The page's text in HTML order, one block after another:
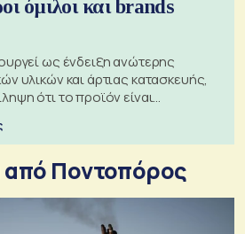
όμιλοι και brands
ως ένδειξη ανώτερης
υλικών και άρτιας κατασκευής,
ότι το προϊόν είναι
από Ποντοπόρος